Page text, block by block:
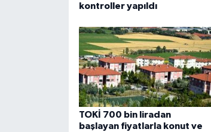
kontroller yapıldı
TOKİ 700 bin liradan
başlayan fiyatlarla konut ve